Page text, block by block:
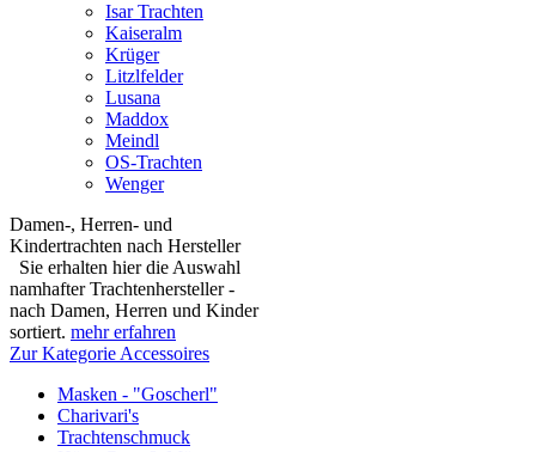
Isar Trachten
Kaiseralm
Krüger
Litzlfelder
Lusana
Maddox
Meindl
OS-Trachten
Wenger
Damen-, Herren- und
Kindertrachten nach Hersteller
Sie erhalten hier die Auswahl
namhafter Trachtenhersteller -
nach Damen, Herren und Kinder
sortiert. mehr erfahren
Zur Kategorie Accessoires
Masken - "Goscherl"
Charivari's
Trachtenschmuck